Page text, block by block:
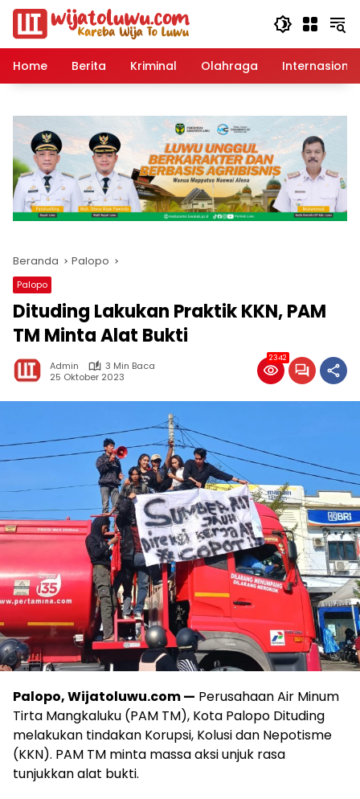
Langsung
konten
Home
Berita Kriminal Olahraga Internasional
Beranda Palopo
Palopo
Dituding Lakukan Praktik KKN, PAM
TM Minta Alat Bukti
Admin
3 Min Baca
25 Oktober 2023
2342
Palopo, Wijatoluwu.com — Perusahaan Air Minum
Tirta Mangkaluku (PAM TM), Kota Palopo Dituding
melakukan tindakan Korupsi, Kolusi dan Nepotisme
(KKN). PAM TM minta massa aksi unjuk rasa
tunjukkan alat bukti.